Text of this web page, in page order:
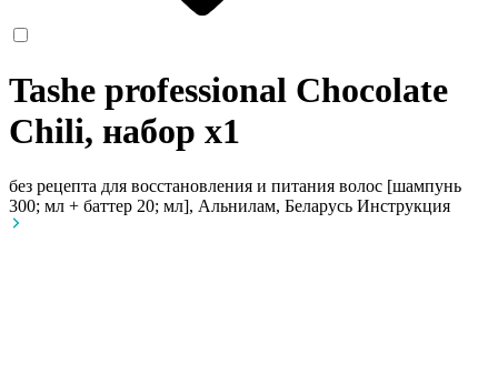
Tashe professional Chocolate
Chili, набор x1
без рецепта для восстановления и питания волос [шампунь
300; мл + баттер 20; мл], Альнилам, Беларусь Инструкция